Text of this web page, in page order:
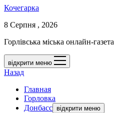
Кочегарка
8 Серпня , 2026
Горлівська міська онлайн-газета
відкрити меню
Назад
Главная
Горловка
Донбасс відкрити меню